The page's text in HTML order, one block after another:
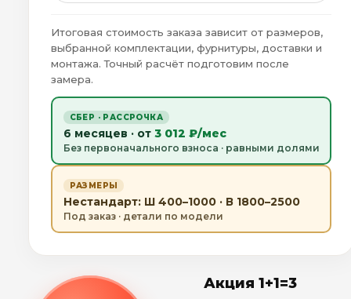
Итоговая стоимость заказа зависит от размеров,
выбранной комплектации, фурнитуры, доставки и
монтажа. Точный расчёт подготовим после
замера.
СБЕР · РАССРОЧКА
6 месяцев · от 3 012 ₽/мес
Без первоначального взноса · равными долями
РАЗМЕРЫ
Нестандарт: Ш 400–1000 · В 1800–2500
Под заказ · детали по модели
Акция 1+1=3